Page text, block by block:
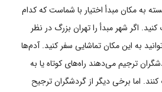
به مکان مبدأ اختیار با شماست که کدام
اگر شهر مبدأ را تهران بزرگ در نظر
به این مکان تماشایی سفر کنید. آدم‌ها
ترجیم می‌دهند راه‌های کوتاه یا به
کنند. اما برخی دیگر از گردشگران ترجیح